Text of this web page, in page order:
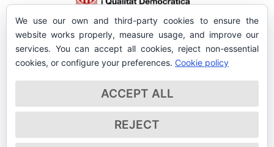
We use our own and third-party cookies to ensure the
website works properly, measure usage, and improve our
services. You can accept all cookies, reject non-essential
cookies, or configure your preferences. Cookie policy
ACCEPT ALL
REJECT